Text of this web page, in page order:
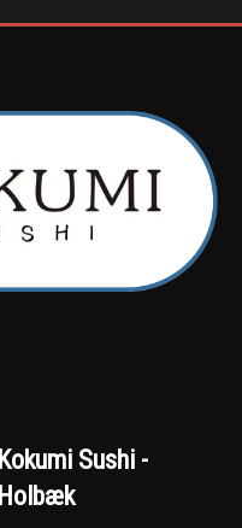
Kokumi Sushi -
Holbæk